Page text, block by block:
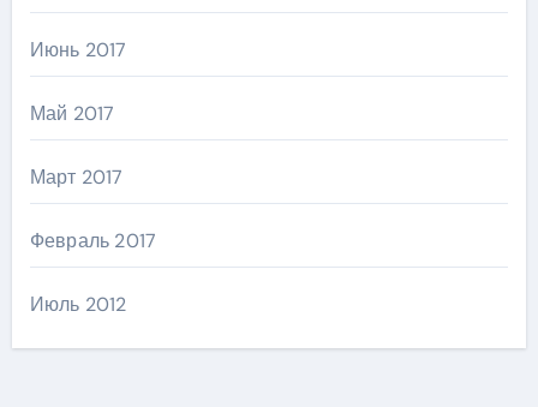
Июнь 2017
Май 2017
Март 2017
Февраль 2017
Июль 2012